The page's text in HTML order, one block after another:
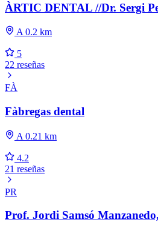
ÀRTIC DENTAL //Dr. Sergi
A 0.2 km
5
22 reseñas
FÀ
Fàbregas dental
A 0.21 km
4.2
21 reseñas
PR
Prof. Jordi Samsó